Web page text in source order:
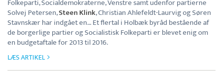
Folkeparti, Socialdemokraterne, Venstre samt udenfor partierne
Solvej Petersen,Steen Klink, Christian Ahlefeldt-Laurvig og Søren
Stavnskær har indgået en… Et flertal i Holbæk byråd bestående af
de borgerlige partier og Socialistisk Folkeparti er blevet enig om
en budgetaftale for 2013 til 2016.
LÆS ARTIKEL